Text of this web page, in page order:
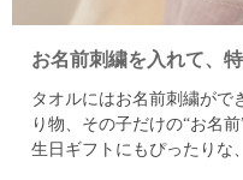
お名前刺繍を入れて、
タオルにはお名前刺繍がで
り物、その子だけの“お名前
生日ギフトにもぴったりな